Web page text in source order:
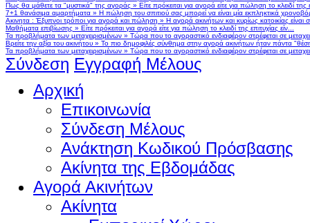
Πως θα μάθετε τα "μυστικά" της αγοράς » Είτε πρόκειται για αγορά είτε για πώληση το κλειδί της
7+1 θανάσιμα αμαρτήματα » Η πώληση του σπιτιού σας μπορεί να είναι μία εκπληκτικά
Ακινητα : Έξυπνοι τρόποι για αγορά και πώληση » Η αγορά ακινήτων και κυρίως κατοικίας
Μαθήματα επιβίωσης » Είτε πρόκειται για αγορά είτε για πώληση το κλειδί της επιτυχίας είν...
Τα προβλήματα των μεταχειρισμένων » Τώρα που το αγοραστικό ενδιαφέρον στρέφεται σε
Βρείτε την αξία του ακινήτου » Το πιο δημοφιλές σύνθημα στην αγορά ακινήτων ήταν πάντα
Τα προβλήματα των μεταχειρισμένων » Τώρα που το αγοραστικό ενδιαφέρον στρέφεται σε
Σύνδεση Εγγραφή Μέλους
Αρχική
Επικοινωνία
Σύνδεση Μέλους
Ανάκτηση Κωδικού Πρόσβασης
Ακίνητα της Εβδομάδας
Αγορά Ακινήτων
Ακίνητα